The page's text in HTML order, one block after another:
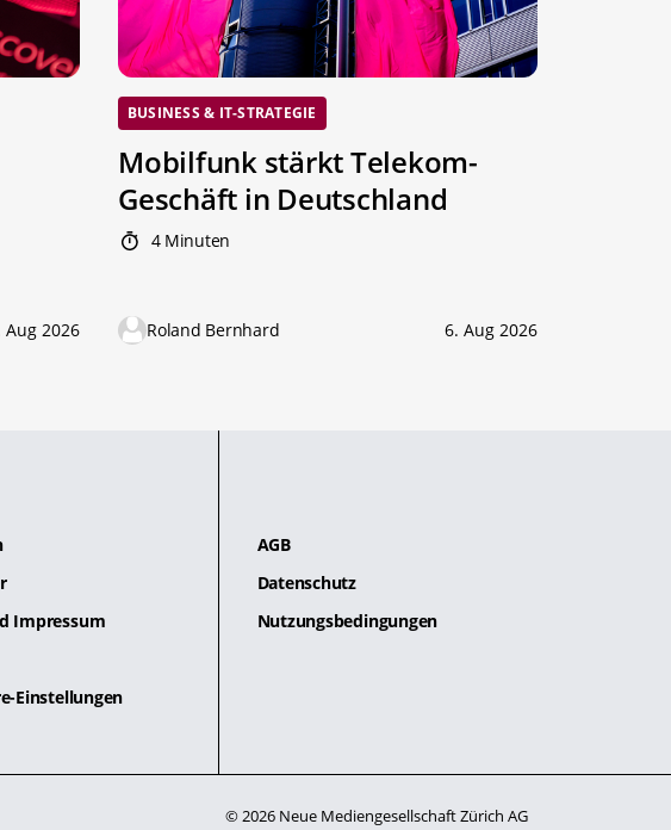
Aug 2026
BUSINESS & IT-STRATEGIE
Mobilfunk stärkt Telekom-
Geschäft in Deutschland
4 Minuten
Roland Bernhard 6. Aug 2026
Impressum
Einstellungen
AGB
Datenschutz
Nutzungsbedingungen
© 2026 Neue Mediengesellschaft Zürich AG